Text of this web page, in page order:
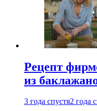
Рецепт
из
3 года спустя2 года